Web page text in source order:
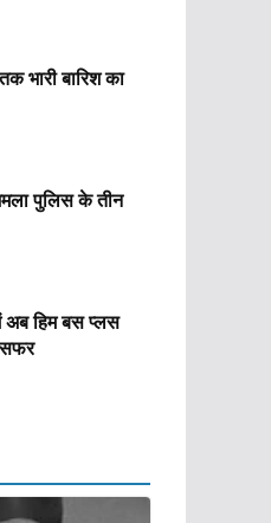
भारी बारिश का
पुलिस के तीन
अब हिम बस प्लस
सफर